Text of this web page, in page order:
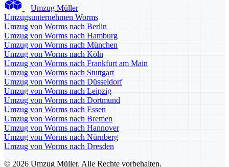
Umzug Müller
Umzugsunternehmen Worms
Umzug von Worms nach Berlin
Umzug von Worms nach Hamburg
Umzug von Worms nach München
Umzug von Worms nach Köln
Umzug von Worms nach Frankfurt am Main
Umzug von Worms nach Stuttgart
Umzug von Worms nach Düsseldorf
Umzug von Worms nach Leipzig
Umzug von Worms nach Dortmund
Umzug von Worms nach Essen
Umzug von Worms nach Bremen
Umzug von Worms nach Hannover
Umzug von Worms nach Nürnberg
Umzug von Worms nach Dresden
© 2026 Umzug Müller. Alle Rechte vorbehalten.